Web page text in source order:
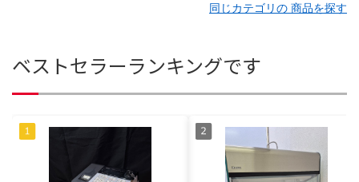
同じカテゴリの 商品を探す
ベストセラーランキングです